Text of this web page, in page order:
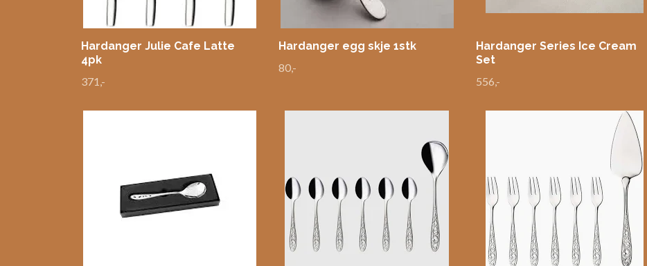
Hardanger Julie Cafe Latte
4pk
371,-
Hardanger egg skje 1stk
80,-
Hardanger Series Ice Cream
Set
556,-